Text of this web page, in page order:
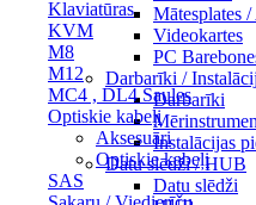
Klaviatūras
KVM
M8
M12
MC4 , DL4 Saules
Optiskie kabeļi
Aksesuāri
Optiskie kabeļi
SAS
Mātesplates
Videokartes
PC
Darbarīki /
Darbarīki
Instalācijas
Datu slēdži / HUB
Datu slēdži